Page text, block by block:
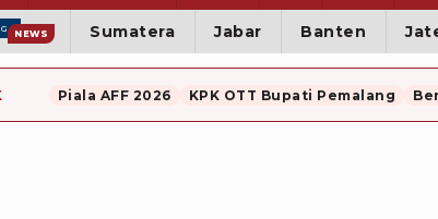
NEWS Sumatera Jabar Banten
Piala AFF 2026 KPK OTT Bupati Pemalang